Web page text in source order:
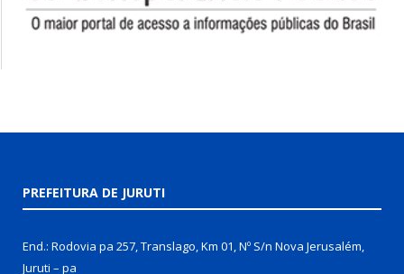
PREFEITURA DE JURUTI
End.: Rodovia pa 257, Translago, Km 01, Nº S/n Nova Jerusalém,
Juruti – pa